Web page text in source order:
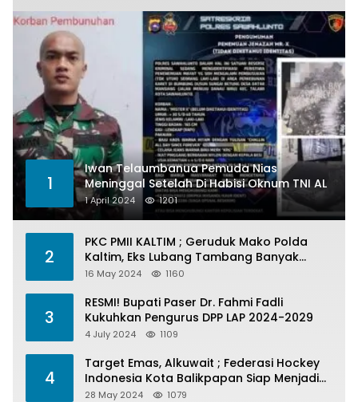
1
Iwan Telaumbanua Pemuda Nias
Meninggal Setelah Di Habisi Oknum TNI AL
1 April 2024 1201
2
PKC PMII KALTIM ; Geruduk Mako Polda
Kaltim, Eks Lubang Tambang Banyak
Menelan Korban
16 May 2024 1160
3
RESMI! Bupati Paser Dr. Fahmi Fadli
Kukuhkan Pengurus DPP LAP 2024-2029
4 July 2024 1109
4
Target Emas, Alkuwait ; Federasi Hockey
Indonesia Kota Balikpapan Siap Menjadi
Barometer Prestasi Di Kaltim
28 May 2024 1079